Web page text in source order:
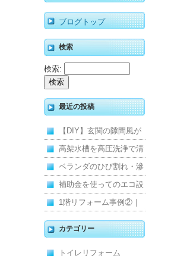
ブログトップ
検索
検索:
最近の投稿
【DIY】玄関の隙間風が
寒くて断熱ドアに交換し
ました
高架水槽を高圧洗浄で清
掃！衛生的な給水環境を
維持｜施工事例
ベランダのひび割れ・滲
みを解消！賃貸マンショ
ン防水工事
補助金を使ってのエコ設
備住宅リフォーム
1階リフォーム事例②｜
キッチン・床・収納を一
新し、扉新設で動線を整
カテゴリー
トイレリフォーム